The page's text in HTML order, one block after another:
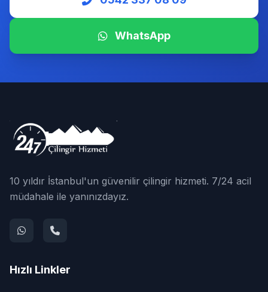
WhatsApp
10 yıldır İstanbul'un güvenilir çilingir hizmeti. 7/24 acil
müdahale ile yanınızdayız.
Hızlı Linkler